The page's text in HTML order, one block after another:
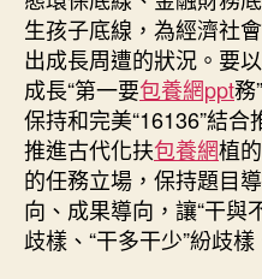
生孩子底線，為經濟社
出成長周遭的狀況。要
成長“第一要包養網ppt務
保持和完美“16136”結
推進古代化扶包養網植
的任務立場，保持題目
向、成果導向，讓“干與
歧樣、“干多干少”紛歧樣